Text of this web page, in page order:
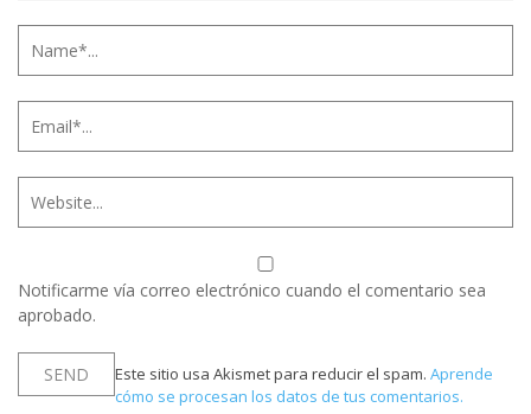
Notificarme vía correo electrónico cuando el comentario sea
aprobado.
Este sitio usa Akismet para reducir el spam. Aprende
cómo se procesan los datos de tus comentarios.